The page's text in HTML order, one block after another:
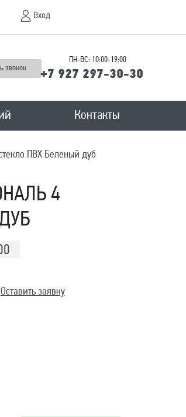
Вход
звонок
ПН-ВС: 10:00-19:00
+7 927 297-30-30
Контакты
ПВХ Беленый дуб
4
Оставить заявку